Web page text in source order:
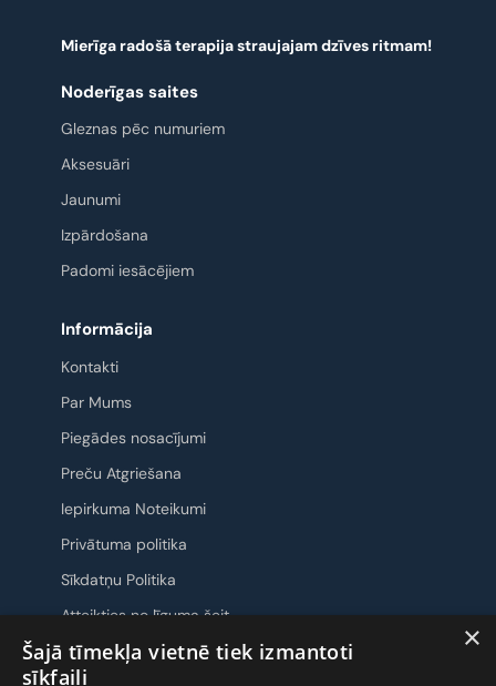
Mierīga radošā terapija straujajam dzīves ritmam!
Noderīgas saites
Gleznas pēc numuriem
Aksesuāri
Jaunumi
Izpārdošana
Padomi iesācējiem
Informācija
Kontakti
Par Mums
Piegādes nosacījumi
Preču Atgriešana
Iepirkuma Noteikumi
Privātuma politika
Sīkdatņu Politika
Atteikties no līguma šeit
Sazināsimies
×
Šajā tīmekļa vietnē tiek izmantoti
sīkfaili